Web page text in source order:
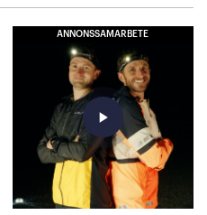
ANNONSSAMARBETE
play_arrow